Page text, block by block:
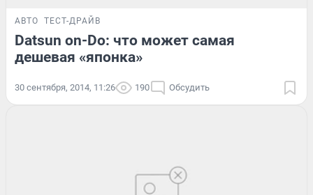
АВТО ТЕСТ-ДРАЙВ
Datsun on-Do: что может самая
дешевая «японка»
30 сентября, 2014, 11:26 190 Обсудить